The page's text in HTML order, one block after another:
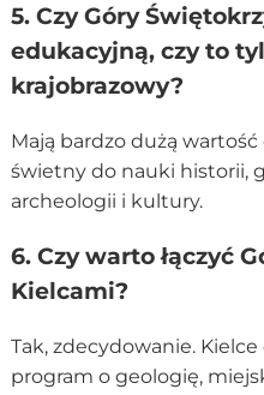
5. Czy Góry
edukacyjną, czy to
krajobrazowy?
Mają bardzo dużą
świetny do nauki historii,
archeologii i kultury.
6. Czy warto łączyć
Kielcami?
Tak, zdecydowanie.
program o geologię,